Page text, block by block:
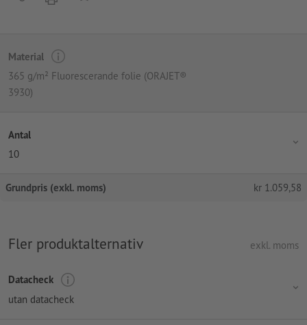
Material
365 g/m² Fluorescerande folie (ORAJET®
3930)
Antal
10
Grundpris (exkl. moms) kr 1.059,58
Fler produktalternativ exkl. moms
Datacheck
utan datacheck